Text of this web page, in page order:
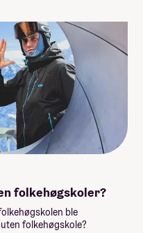
folkehøgskoler?
ble
folkehøgskole?